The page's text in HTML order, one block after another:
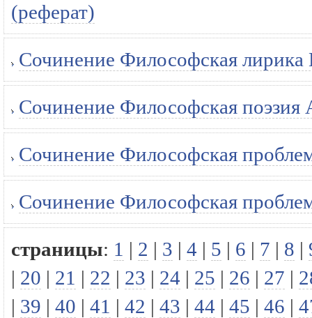
(реферат)
Сочинение Философская лирика
Сочинение Философская
Сочинение Философская
Сочинение Философская
страницы: 1 | 2 | 3 | 4 | 5 | 6 | 7 | 8 |
| 20 | 21 | 22 | 23 | 24 | 25 | 26 | 27 |
| 39 | 40 | 41 | 42 | 43 | 44 | 45 | 46 |